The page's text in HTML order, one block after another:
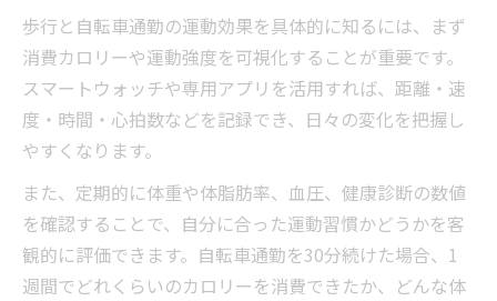
歩行と自転車通勤の運動効果を具体的に知るには、まず
消費カロリーや運動強度を可視化することが重要です。
スマートウォッチや専用アプリを活用すれば、距離・速
度・時間・心拍数などを記録でき、日々の変化を把握し
やすくなります。
また、定期的に体重や体脂肪率、血圧、健康診断の数値
を確認することで、自分に合った運動習慣かどうかを客
観的に評価できます。自転車通勤を30分続けた場合、1
週間でどれくらいのカロリーを消費できたか、どんな体